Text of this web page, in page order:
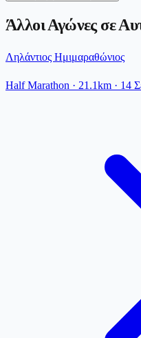
Άλλοι Αγώνες σε
Ληλάντιος Ημιμαραθώνιος
Half Marathon · 21.1km · 14